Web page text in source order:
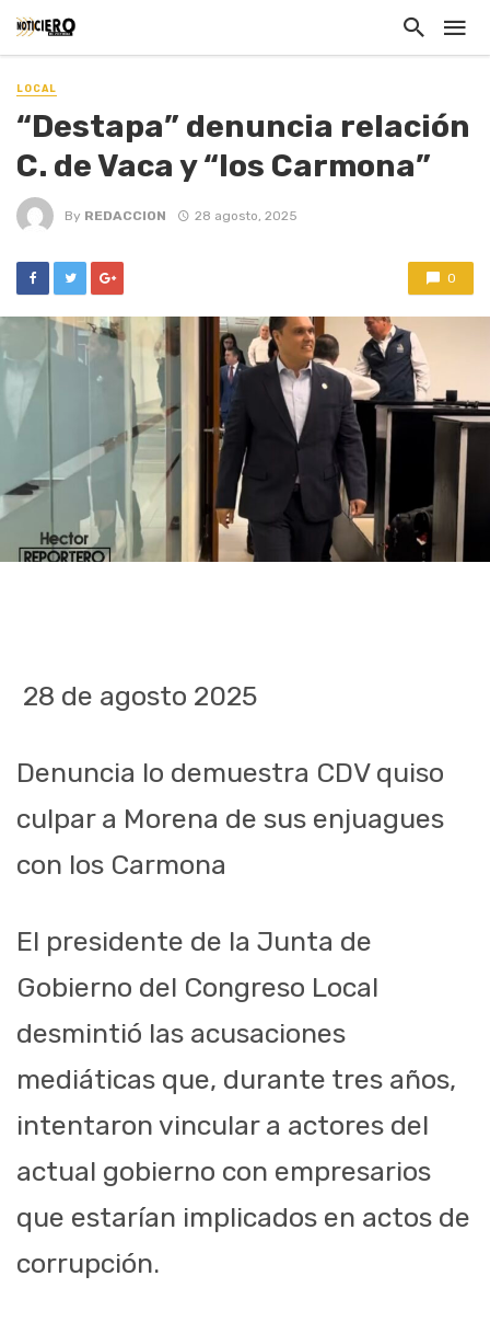
LOCAL
“Destapa” denuncia relación
C. de Vaca y “los Carmona”
By REDACCION 28 agosto, 2025
0
28 de agosto 2025
Denuncia lo demuestra CDV quiso
culpar a Morena de sus enjuagues
con los Carmona
El presidente de la Junta de
Gobierno del Congreso Local
desmintió las acusaciones
mediáticas que, durante tres años,
intentaron vincular a actores del
actual gobierno con empresarios
que estarían implicados en actos de
corrupción.